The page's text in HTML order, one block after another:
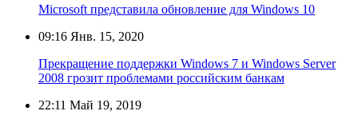
Microsoft представила обновление для Windows 10
09:16 Янв. 15, 2020
Прекращение поддержки Windows 7 и Windows Server
2008 грозит проблемами российским банкам
22:11 Май 19, 2019